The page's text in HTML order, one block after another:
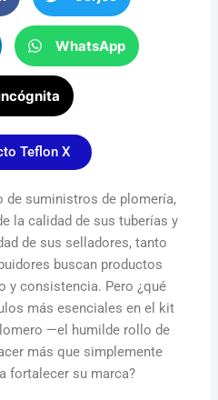
WhatsApp
Teflon X
de suministros de plomería,
la calidad de sus tuberías y
de sus selladores, tanto
buscan productos
y consistencia. Pero ¿qué
más esenciales en el kit
—el humilde rollo de
más que simplemente
fortalecer su marca?